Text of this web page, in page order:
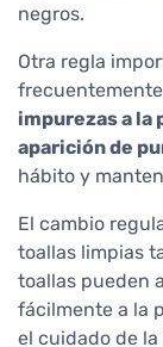
negros.
Otra regla
impurezas a la
aparición de
hábito y
El cambio
toallas limpias
toallas pueden
fácilmente a la
el cuidado de